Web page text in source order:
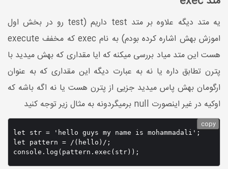
یه متد دیگه علاوه بر متد test داریم (test رو در بخش اول
اموزش بهش اشاره کرده بودم) به نام exec که مخفف execute
هست این متد میاد بررسی میکنه که ایا مقداری که بهش میدید با
پترن تطابق داره یا نه به عبارت دیگه این مقداری که به عنوان
ارگومان بهش پاس میدید جزیی از پترن هست یا نه اگه باشه که
اوکیه در غیر اینصورت null برمیگردونه به مثال زیر توجه کنید
let str = 'hello guys my name is mohammadali';
let pattern = /(hello)/;
console.log(pattern.exec(str));
copy